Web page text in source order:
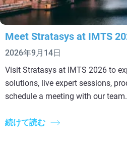
Meet Stratasys at IMTS
2026年9月14日
Visit Stratasys at IMTS 2026 to
solutions, live expert sessions,
schedule a meeting with our team.
続けて読む